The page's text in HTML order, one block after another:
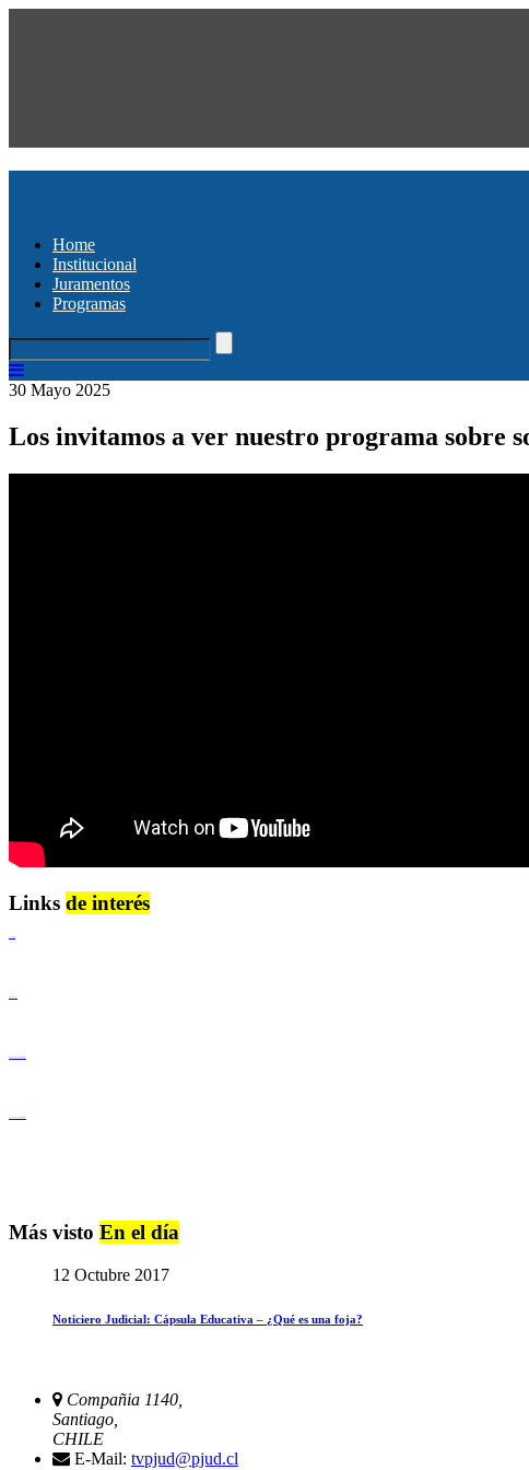
Home
Institucional
Juramentos
Programas
30 Mayo 2025
Los invitamos a ver nuestro programa sobre
Links de interés
Más visto En el día
12 Octubre 2017
Noticiero Judicial: Cápsula Educativa – ¿Qué es una foja?
Compañia 1140,
Santiago,
CHILE
E-Mail: tvpjud@pjud.cl